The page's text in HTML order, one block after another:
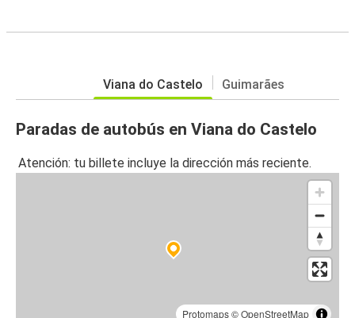
Viana do Castelo Guimarães
Paradas de autobús en Viana do Castelo
Atención: tu billete incluye la dirección más reciente.
Protomaps©OpenStreetMap